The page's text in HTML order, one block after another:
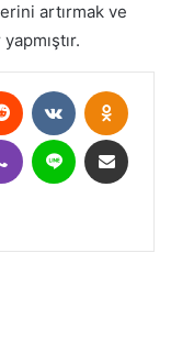
artırmak ve
Reddit VKontakte
Viber Line